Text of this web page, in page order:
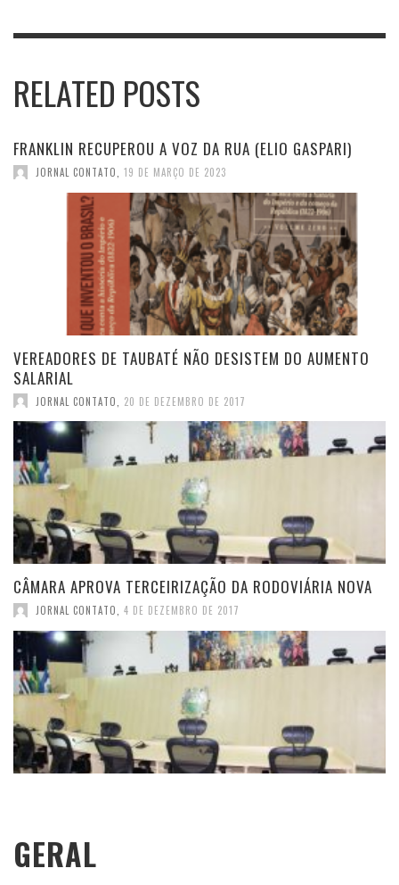
RELATED POSTS
FRANKLIN RECUPEROU A VOZ DA RUA (ELIO GASPARI)
JORNAL CONTATO 19 DE MARÇO DE 2023
VEREADORES DE TAUBATÉ NÃO DESISTEM DO AUMENTO
SALARIAL
JORNAL CONTATO 20 DE DEZEMBRO DE 2017
CÂMARA APROVA TERCEIRIZAÇÃO DA RODOVIÁRIA NOVA
JORNAL CONTATO, 4 DE DEZEMBRO DE 2017
GERAL